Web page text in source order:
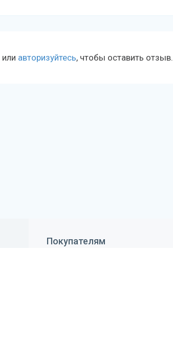
или авторизуйтесь, чтобы оставить отзыв.
Покупателям